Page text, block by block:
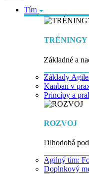
Tím
TRÉNINGY
Základné a
Základy
Kanban v
Princípy a
ROZVOJ
Dlhodobá
Agilný tím:
Doplnkový